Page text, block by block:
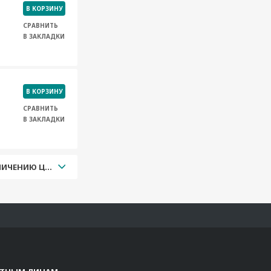
В КОРЗИНУ
СРАВНИТЬ
В ЗАКЛАДКИ
В КОРЗИНУ
СРАВНИТЬ
В ЗАКЛАДКИ
УВЕЛИЧЕНИЮ ЦЕНЫ